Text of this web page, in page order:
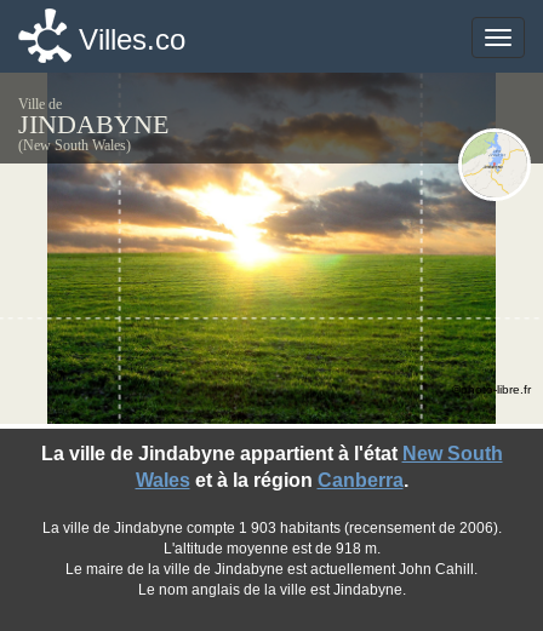
Toggle
Villes.co
Ville de
JINDABYNE
(New South Wales)
La ville de Jindabyne appartient à l'état New South
Waleset à la région Canberra.
La ville de Jindabyne compte 1 903 habitants (recensement de 2006).
L'altitude moyenne est de 918 m.
Le maire de la ville de Jindabyne est actuellement John Cahill.
Le nom anglais de la ville est Jindabyne.
©photo-libre.fr
Toggle
Villes.co